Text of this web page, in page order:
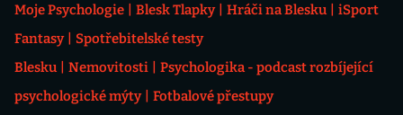
Moje Psychologie Blesk Tlapky Hráči na Blesku
iSport
Fantasy
Spotřebitelské testy
Blesku
Nemovitosti
Psychologika - podcast rozbíjející
psychologické mýty
Fotbalové přestupy